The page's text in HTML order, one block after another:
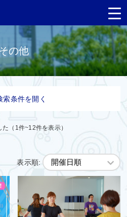
の他
索条件を開く
（1件~12件を表示）
表示順: